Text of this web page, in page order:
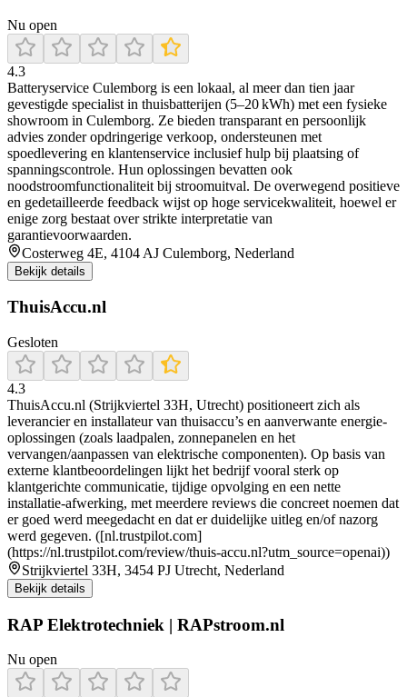
Nu open
4.3
Batteryservice Culemborg is een lokaal, al meer dan tien jaar
gevestigde specialist in thuisbatterijen (5–20 kWh) met een fysieke
showroom in Culemborg. Ze bieden transparant en persoonlijk
advies zonder opdringerige verkoop, ondersteunen met
spoedlevering en klantenservice inclusief hulp bij plaatsing of
spanningscontrole. Hun oplossingen bevatten ook
noodstroomfunctionaliteit bij stroomuitval. De overwegend positieve
en gedetailleerde feedback wijst op hoge servicekwaliteit, hoewel er
enige zorg bestaat over strikte interpretatie van
garantievoorwaarden.
Costerweg 4E, 4104 AJ Culemborg, Nederland
Bekijk details
ThuisAccu.nl
Gesloten
4.3
ThuisAccu.nl (Strijkviertel 33H, Utrecht) positioneert zich als
leverancier en installateur van thuisaccu’s en aanverwante energie-
oplossingen (zoals laadpalen, zonnepanelen en het
vervangen/aanpassen van elektrische componenten). Op basis van
externe klantbeoordelingen lijkt het bedrijf vooral sterk op
klantgerichte communicatie, tijdige opvolging en een nette
installatie-afwerking, met meerdere reviews die concreet noemen dat
er goed werd meegedacht en dat er duidelijke uitleg en/of nazorg
werd gegeven. ([nl.trustpilot.com]
(https://nl.trustpilot.com/review/thuis-accu.nl?utm_source=openai))
Strijkviertel 33H, 3454 PJ Utrecht, Nederland
Bekijk details
RAP Elektrotechniek | RAPstroom.nl
Nu open